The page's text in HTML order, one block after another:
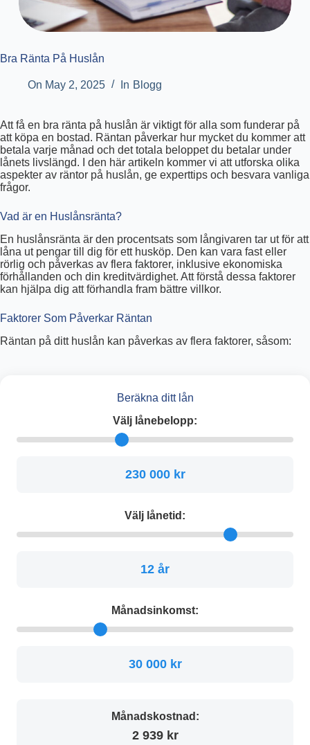
Bra Ränta På Huslån
On May 2, 2025 In Blogg
Att få en bra ränta på huslån är viktigt för alla som funderar på
att köpa en bostad. Räntan påverkar hur mycket du kommer att
betala varje månad och det totala beloppet du betalar under
lånets livslängd. I den här artikeln kommer vi att utforska olika
aspekter av räntor på huslån, ge experttips och besvara vanliga
frågor.
Vad är en Huslånsränta?
En huslånsränta är den procentsats som långivaren tar ut för att
låna ut pengar till dig för ett husköp. Den kan vara fast eller
rörlig och påverkas av flera faktorer, inklusive ekonomiska
förhållanden och din kreditvärdighet. Att förstå dessa faktorer
kan hjälpa dig att förhandla fram bättre villkor.
Faktorer Som Påverkar Räntan
Räntan på ditt huslån kan påverkas av flera faktorer, såsom:
Beräkna ditt lån
Välj lånebelopp:
230 000 kr
Välj lånetid:
12 år
Månadsinkomst:
30 000 kr
Månadskostnad:
2 939 kr